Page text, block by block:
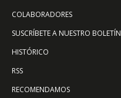
COLABORADORES
SUSCRÍBETE A NUESTRO BOLETÍN
HISTÓRICO
RSS
RECOMENDAMOS